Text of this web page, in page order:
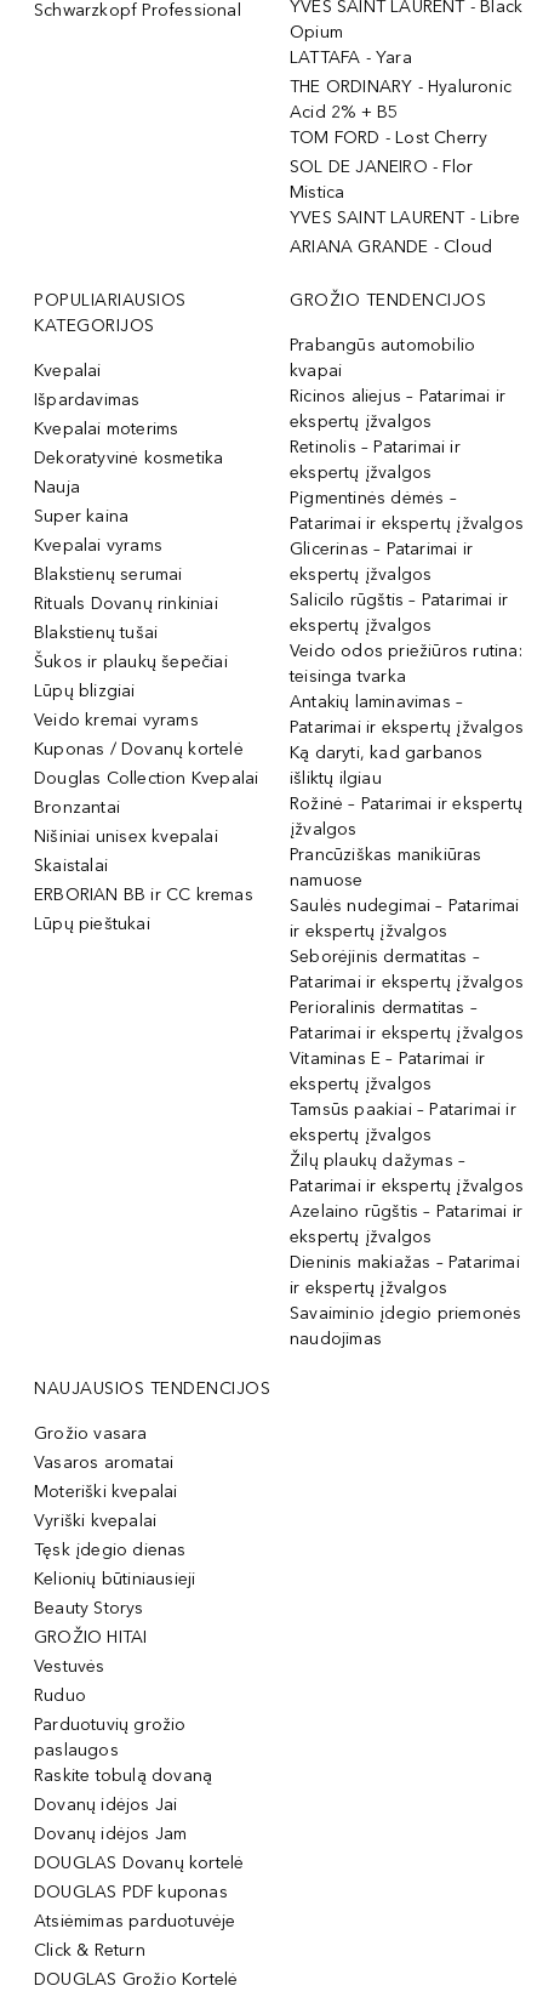
Schwarzkopf Professional
YVES SAINT LAURENT - Black
Opium
LATTAFA - Yara
THE ORDINARY - Hyaluronic
Acid 2% + B5
TOM FORD - Lost Cherry
SOL DE JANEIRO - Flor
Mistica
YVES SAINT LAURENT - Libre
ARIANA GRANDE - Cloud
POPULIARIAUSIOS
KATEGORIJOS
Kvepalai
Išpardavimas
Kvepalai moterims
Dekoratyvinė kosmetika
Nauja
Super kaina
Kvepalai vyrams
Blakstienų serumai
Rituals Dovanų rinkiniai
Blakstienų tušai
Šukos ir plaukų šepečiai
Lūpų blizgiai
Veido kremai vyrams
Kuponas / Dovanų kortelė
Douglas Collection Kvepalai
Bronzantai
Nišiniai unisex kvepalai
Skaistalai
ERBORIAN BB ir CC kremas
Lūpų pieštukai
GROŽIO TENDENCIJOS
Prabangūs automobilio
kvapai
Ricinos aliejus – Patarimai ir
ekspertų įžvalgos
Retinolis – Patarimai ir
ekspertų įžvalgos
Pigmentinės dėmės –
Patarimai ir ekspertų įžvalgos
Glicerinas – Patarimai ir
ekspertų įžvalgos
Salicilo rūgštis – Patarimai ir
ekspertų įžvalgos
Veido odos priežiūros rutina:
teisinga tvarka
Antakių laminavimas –
Patarimai ir ekspertų įžvalgos
Ką daryti, kad garbanos
išliktų ilgiau
Rožinė – Patarimai ir ekspertų
įžvalgos
Prancūziškas manikiūras
namuose
Saulės nudegimai – Patarimai
ir ekspertų įžvalgos
Seborėjinis dermatitas –
Patarimai ir ekspertų įžvalgos
Perioralinis dermatitas –
Patarimai ir ekspertų įžvalgos
Vitaminas E – Patarimai ir
ekspertų įžvalgos
Tamsūs paakiai – Patarimai ir
ekspertų įžvalgos
Žilų plaukų dažymas –
Patarimai ir ekspertų įžvalgos
Azelaino rūgštis – Patarimai ir
ekspertų įžvalgos
Dieninis makiažas – Patarimai
ir ekspertų įžvalgos
Savaiminio įdegio priemonės
naudojimas
NAUJAUSIOS TENDENCIJOS
Grožio vasara
Vasaros aromatai
Moteriški kvepalai
Vyriški kvepalai
Tęsk įdegio dienas
Kelionių būtiniausieji
Beauty Storys
GROŽIO HITAI
Vestuvės
Ruduo
Parduotuvių grožio
paslaugos
Raskite tobulą dovaną
Dovanų idėjos Jai
Dovanų idėjos Jam
DOUGLAS Dovanų kortelė
DOUGLAS PDF kuponas
Atsiėmimas parduotuvėje
Click & Return
DOUGLAS Grožio Kortelė